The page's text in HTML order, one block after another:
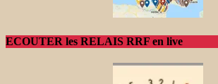
ECOUTER les RELAIS RRF en live